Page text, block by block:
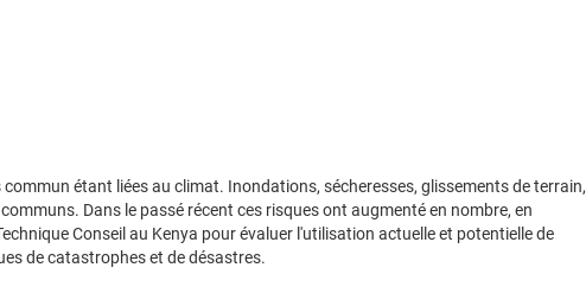
étant liées au climat. Inondations, sécheresses, glissements de terrain,
Dans le passé récent ces risques ont augmenté en nombre, en
Conseil au Kenya pour évaluer l'utilisation actuelle et potentielle de
de catastrophes et de désastres.